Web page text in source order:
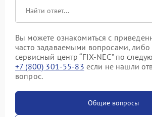
Вы можете ознакомиться с
часто задаваемыми вопросами, либо
сервисный центр “FIX-NEC” по
+7 (800) 301-55-83 если не нашли
вопрос.
Общие вопросы